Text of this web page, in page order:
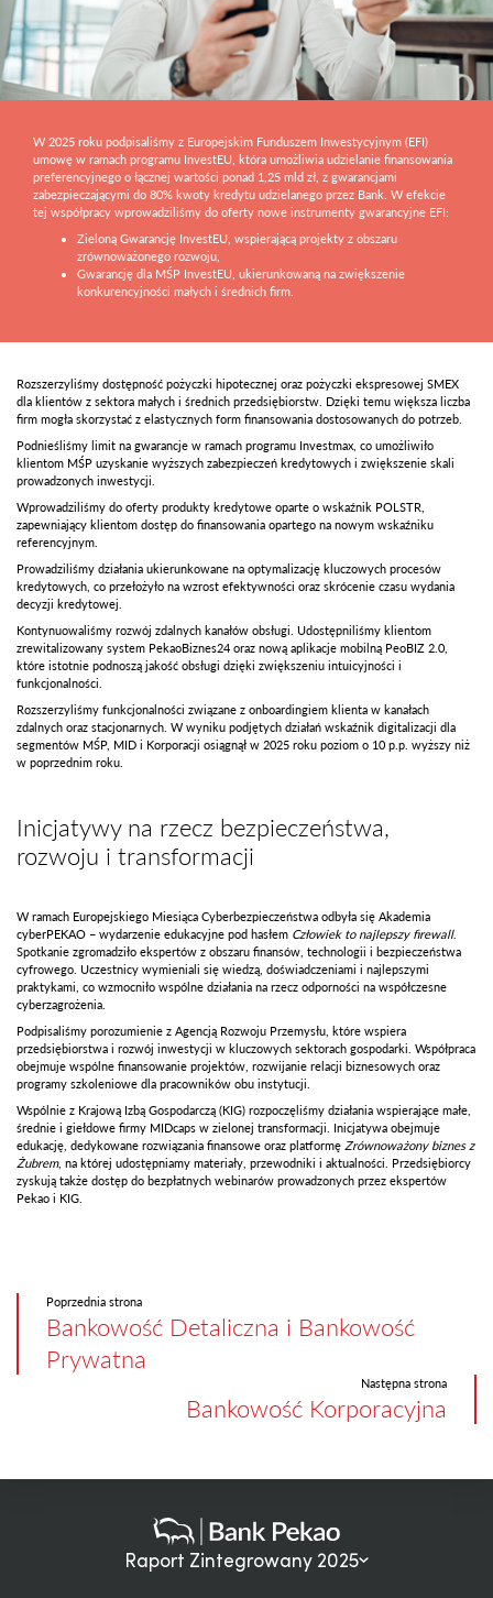
W 2025 roku podpisaliśmy z Europejskim Funduszem Inwestycyjnym (EFI)
umowę w ramach programu InvestEU, która umożliwia udzielanie finansowania
preferencyjnego o łącznej wartości ponad 1,25 mld zł, z gwarancjami
zabezpieczającymi do 80% kwoty kredytu udzielanego przez Bank. W efekcie
tej współpracy wprowadziliśmy do oferty nowe instrumenty gwarancyjne EFI:
Zieloną Gwarancję InvestEU, wspierającą projekty z obszaru
zrównoważonego rozwoju,
Gwarancję dla MŚP InvestEU, ukierunkowaną na zwiększenie
konkurencyjności małych i średnich firm.
Rozszerzyliśmy dostępność pożyczki hipotecznej oraz pożyczki ekspresowej SMEX
dla klientów z sektora małych i średnich przedsiębiorstw. Dzięki temu większa liczba
firm mogła skorzystać z elastycznych form finansowania dostosowanych do potrzeb.
Podnieśliśmy limit na gwarancje w ramach programu Investmax, co umożliwiło
klientom MŚP uzyskanie wyższych zabezpieczeń kredytowych i zwiększenie skali
prowadzonych inwestycji.
Wprowadziliśmy do oferty produkty kredytowe oparte o wskaźnik POLSTR,
zapewniający klientom dostęp do finansowania opartego na nowym wskaźniku
referencyjnym.
Prowadziliśmy działania ukierunkowane na optymalizację kluczowych procesów
kredytowych, co przełożyło na wzrost efektywności oraz skrócenie czasu wydania
decyzji kredytowej.
Kontynuowaliśmy rozwój zdalnych kanałów obsługi. Udostępniliśmy klientom
zrewitalizowany system PekaoBiznes24 oraz nową aplikacje mobilną PeoBIZ 2.0,
które istotnie podnoszą jakość obsługi dzięki zwiększeniu intuicyjności i
funkcjonalności.
Rozszerzyliśmy funkcjonalności związane z onboardingiem klienta w kanałach
zdalnych oraz stacjonarnych. W wyniku podjętych działań wskaźnik digitalizacji dla
segmentów MŚP, MID i Korporacji osiągnął w 2025 roku poziom o 10 p.p. wyższy niż
w poprzednim roku.
Inicjatywy na rzecz bezpieczeństwa,
rozwoju i transformacji
W ramach Europejskiego Miesiąca Cyberbezpieczeństwa odbyła się Akademia
cyberPEKAO – wydarzenie edukacyjne pod hasłem Człowiek to najlepszy firewall.
Spotkanie zgromadziło ekspertów z obszaru finansów, technologii i bezpieczeństwa
cyfrowego. Uczestnicy wymieniali się wiedzą, doświadczeniami i najlepszymi
praktykami, co wzmocniło wspólne działania na rzecz odporności na współczesne
cyberzagrożenia.
Podpisaliśmy porozumienie z Agencją Rozwoju Przemysłu, które wspiera
przedsiębiorstwa i rozwój inwestycji w kluczowych sektorach gospodarki. Współpraca
obejmuje wspólne finansowanie projektów, rozwijanie relacji biznesowych oraz
programy szkoleniowe dla pracowników obu instytucji.
Wspólnie z Krajową Izbą Gospodarczą (KIG) rozpoczęliśmy działania wspierające małe,
średnie i giełdowe firmy MIDcaps w zielonej transformacji. Inicjatywa obejmuje
edukację, dedykowane rozwiązania finansowe oraz platformę Zrównoważony biznes z
Żubrem, na której udostępniamy materiały, przewodniki i aktualności. Przedsiębiorcy
zyskują także dostęp do bezpłatnych webinarów prowadzonych przez ekspertów
Pekao i KIG.
Poprzednia strona
Bankowość Detaliczna i Bankowość
Prywatna
Następna strona
Bankowość Korporacyjna
Raport Zintegrowany 2025